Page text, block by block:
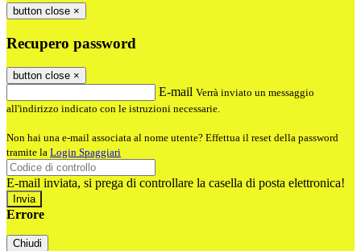
button close ×
Recupero password
button close ×
E-mail Verrà inviato un messaggio
all'indirizzo indicato con le istruzioni necessarie.
Non hai una e-mail associata al nome utente? Effettua il reset della password
tramite la Login Spaggiari
E-mail inviata, si prega di controllare la casella di posta elettronica!
Errore
Chiudi